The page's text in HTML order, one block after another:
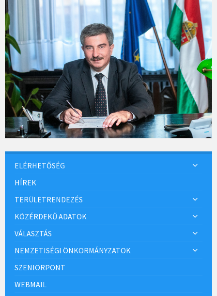
ELÉRHETŐSÉG
HÍREK
TERÜLETRENDEZÉS
KÖZÉRDEKŰ ADATOK
VÁLASZTÁS
NEMZETISÉGI ÖNKORMÁNYZATOK
SZENIORPONT
WEBMAIL